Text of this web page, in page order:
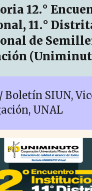
12.°
11.°
de
Boletín SIUN,
UNAL